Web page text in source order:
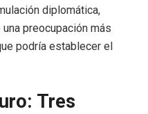
diplomática,
preocupación más
podría establecer el
Tres